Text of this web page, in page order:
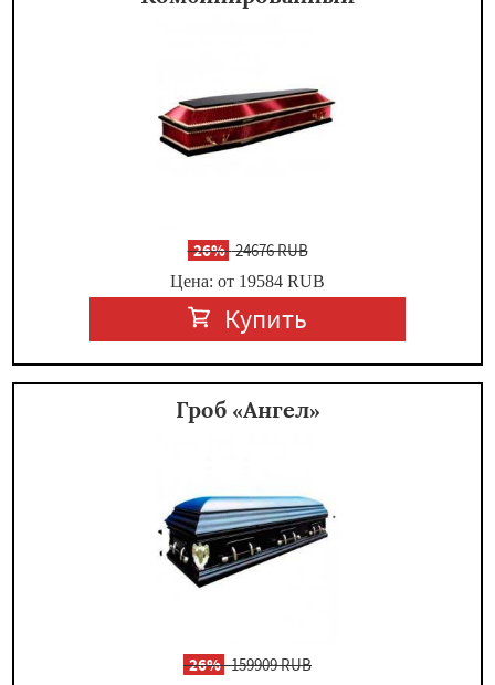
-26%24676 RUB
Цена: от 19584 RUB
Купить
Гроб «Ангел»
-26%159909 RUB